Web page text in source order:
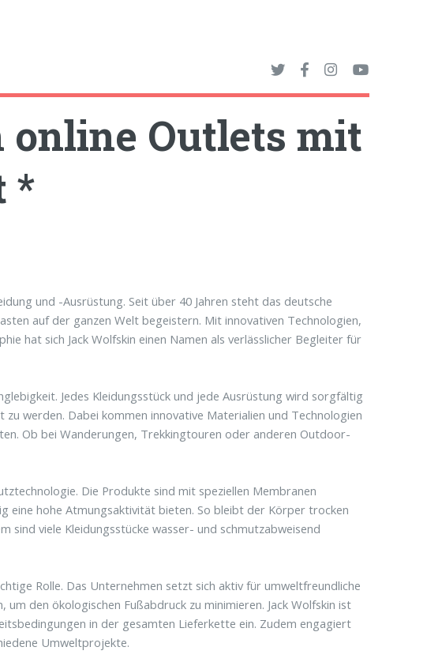
Outlets mit
*
und -Ausrüstung. Seit über 40 Jahren steht das deutsche
auf der ganzen Welt begeistern. Mit innovativen Technologien,
hat sich Jack Wolfskin einen Namen als verlässlicher Begleiter für
Jedes Kleidungsstück und jede Ausrüstung wird sorgfältig
werden. Dabei kommen innovative Materialien und Technologien
Ob bei Wanderungen, Trekkingtouren oder anderen Outdoor-
Die Produkte sind mit speziellen Membranen
eine hohe Atmungsaktivität bieten. So bleibt der Körper trocken
sind viele Kleidungsstücke wasser- und schmutzabweisend
Rolle. Das Unternehmen setzt sich aktiv für umweltfreundliche
den ökologischen Fußabdruck zu minimieren. Jack Wolfskin ist
in der gesamten Lieferkette ein. Zudem engagiert
Umweltprojekte.